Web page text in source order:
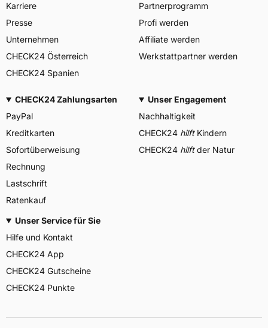
Karriere
Presse
Unternehmen
CHECK24 Österreich
CHECK24 Spanien
Partnerprogramm
Profi werden
Affiliate werden
Werkstattpartner werden
CHECK24 Zahlungsarten
PayPal
Kreditkarten
Sofortüberweisung
Rechnung
Lastschrift
Ratenkauf
Unser Engagement
Nachhaltigkeit
CHECK24 hilftKindern
CHECK24 hilftder Natur
Unser Service für Sie
Hilfe und Kontakt
CHECK24 App
CHECK24 Gutscheine
CHECK24 Punkte